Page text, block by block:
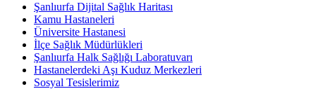
Şanlıurfa Dijital Sağlık Haritası
Kamu Hastaneleri
Üniversite Hastanesi
İlçe Sağlık Müdürlükleri
Şanlıurfa Halk Sağlığı Laboratuvarı
Hastanelerdeki Aşı Kuduz Merkezleri
Sosyal Tesislerimiz